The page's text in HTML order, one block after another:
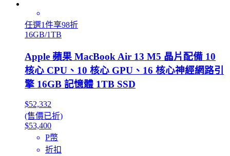
任選1件享98折
16GB/1TB
Apple 蘋果 MacBook Air 13 M5 晶片配備 10
核心 CPU、10 核心 GPU、16 核心神經網路引
擎 16GB 記憶體 1TB SSD
$52,332
(售價已折)
$53,400
P幣
折扣